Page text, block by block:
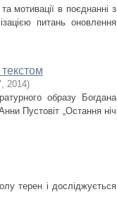
мотивації в поєднанні з
питань оновлення
, 2014)
образу Богдана
Пустовіт „Остання ніч
терен і досліджується